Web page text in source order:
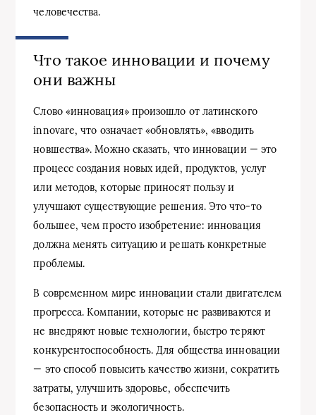
человечества.
Что такое инновации и почему
они важны
Слово «инновация» произошло от латинского
innovare, что означает «обновлять», «вводить
новшества». Можно сказать, что инновации — это
процесс создания новых идей, продуктов, услуг
или методов, которые приносят пользу и
улучшают существующие решения. Это что-то
большее, чем просто изобретение: инновация
должна менять ситуацию и решать конкретные
проблемы.
В современном мире инновации стали двигателем
прогресса. Компании, которые не развиваются и
не внедряют новые технологии, быстро теряют
конкурентоспособность. Для общества инновации
— это способ повысить качество жизни, сократить
затраты, улучшить здоровье, обеспечить
безопасность и экологичность.